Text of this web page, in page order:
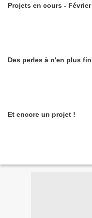
Projets en cours - Février
Des perles à n'en plus
Et encore un projet !